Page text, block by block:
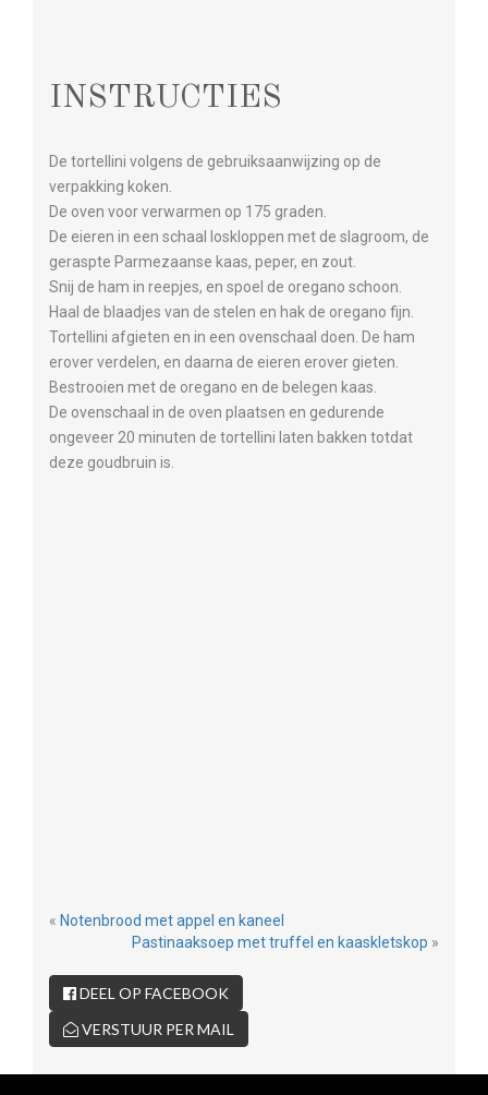
INSTRUCTIES
De tortellini volgens de gebruiksaanwijzing op de
verpakking koken.
De oven voor verwarmen op 175 graden.
De eieren in een schaal loskloppen met de slagroom, de
geraspte Parmezaanse kaas, peper, en zout.
Snij de ham in reepjes, en spoel de oregano schoon.
Haal de blaadjes van de stelen en hak de oregano fijn.
Tortellini afgieten en in een ovenschaal doen. De ham
erover verdelen, en daarna de eieren erover gieten.
Bestrooien met de oregano en de belegen kaas.
De ovenschaal in de oven plaatsen en gedurende
ongeveer 20 minuten de tortellini laten bakken totdat
deze goudbruin is.
« Notenbrood met appel en kaneel
Pastinaaksoep met truffel en kaaskletskop »
DEEL OP FACEBOOK
VERSTUUR PER MAIL